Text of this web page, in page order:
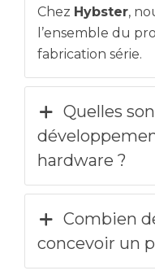
Chez Hybster,
l’ensemble du
fabrication série.
Quelles
hardware ?
Combien
concevoir un